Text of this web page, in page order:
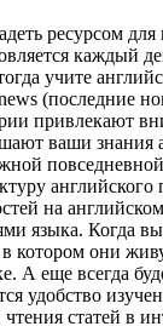
ресурсом для
каждый
учите
(последние
привлекают
ваши знания
на
языка. Когда вы
котором они
А еще всегда
удобство
статей в